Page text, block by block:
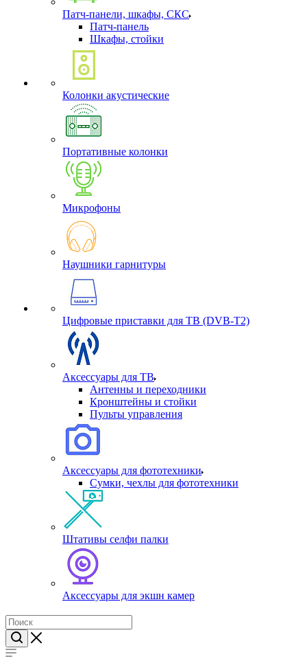
Патч-панели, шкафы, СКС
Патч-панель
Шкафы, стойки
Колонки акустические
Портативные колонки
Микрофоны
Наушники гарнитуры
Цифровые приставки для ТВ (DVB-T2)
Аксессуары для ТВ
Антенны и переходники
Кронштейны и стойки
Пульты управления
Аксессуары для фототехники
Сумки, чехлы для фототехники
Штативы селфи палки
Аксессуары для экшн камер